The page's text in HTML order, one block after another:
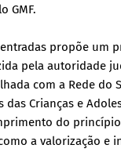
GMF.
propõe um
pela autoridade
com a Rede do
Crianças e
do
a valorização e